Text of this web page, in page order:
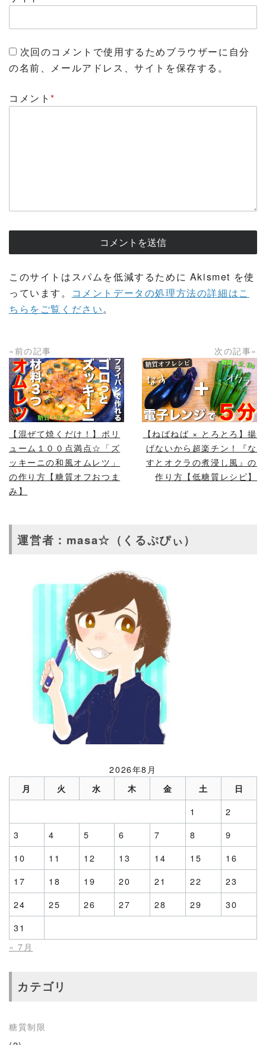
次回のコメントで使用するためブラウザーに自分
の名前、メールアドレス、サイトを保存する。
コメント*
このサイトはスパムを低減するために Akismet を使
っています。
コメントデータの処理方法の詳細はこ
ちらをご覧ください。
«前の記事
READ MORE
【混ぜて焼くだけ！】ボリ
ューム１００点満点☆「ズ
ッキーニの和風オムレツ」
の作り方【糖質オフおつま
み】
次の記事»
READ MORE
【ねばねば × とろとろ】揚
げないから超楽チン！『な
すとオクラの煮浸し風』の
作り方【低糖質レシピ】
運営者：masa☆（くるぷぴぃ）
2026年8月
月 火 水 木 金 土 日
1
2
3
4 5 6 7 8
9
10
11 12 13 14 15
16
17
18 19 20 21 22
23
24
25 26 27 28 29
30
31
« 7月
カテゴリ
糖質制限